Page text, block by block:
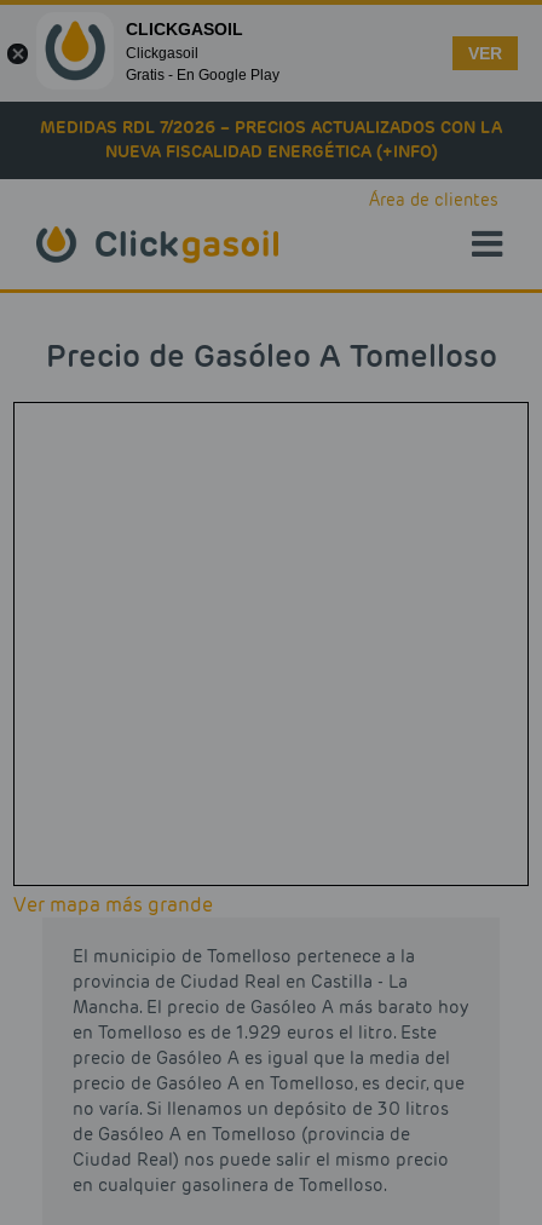
Skip to main content
MEDIDAS RDL 7/2026 – PRECIOS ACTUALIZADOS CON LA
NUEVA FISCALIDAD ENERGÉTICA (+INFO)
Área de clientes
Precio de Gasóleo A Tomelloso
Ver mapa más grande
El municipio de Tomelloso pertenece a la
provincia de Ciudad Real en Castilla - La
Mancha. El precio de Gasóleo A más barato hoy
en Tomelloso es de 1.929 euros el litro. Este
precio de Gasóleo A es igual que la media del
precio de Gasóleo A en Tomelloso, es decir, que
no varía. Si llenamos un depósito de 30 litros
de Gasóleo A en Tomelloso (provincia de
Ciudad Real) nos puede salir el mismo precio
en cualquier gasolinera de Tomelloso.
CLICKGASOIL
Clickgasoil
Gratis - En Google Play
VER